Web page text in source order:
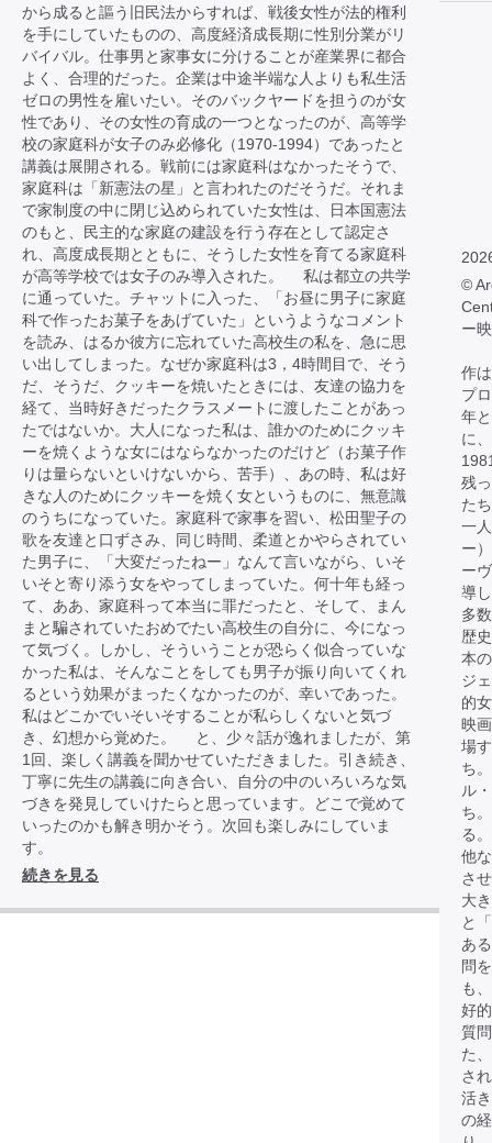
から成ると謳う旧民法からすれば、戦後女性が法的権利
を手にしていたものの、高度経済成長期に性別分業がリ
バイバル。仕事男と家事女に分けることが産業界に都合
よく、合理的だった。企業は中途半端な人よりも私生活
ゼロの男性を雇いたい。そのバックヤードを担うのが女
性であり、その女性の育成の一つとなったのが、高等学
校の家庭科が女子のみ必修化（1970-1994）であったと
講義は展開される。戦前には家庭科はなかったそうで、
家庭科は「新憲法の星」と言われたのだそうだ。それま
で家制度の中に閉じ込められていた女性は、日本国憲法
のもと、民主的な家庭の建設を行う存在として認定さ
れ、高度成長期とともに、そうした女性を育てる家庭科
が高等学校では女子のみ導入された。 私は都立の共学
に通っていた。チャットに入った、「お昼に男子に家庭
科で作ったお菓子をあげていた」というようなコメント
を読み、はるか彼方に忘れていた高校生の私を、急に思
い出してしまった。なぜか家庭科は3，4時間目で、そう
だ、そうだ、クッキーを焼いたときには、友達の協力を
経て、当時好きだったクラスメートに渡したことがあっ
たではないか。大人になった私は、誰かのためにクッキ
ーを焼くような女にはならなかったのだけど（お菓子作
りは量らないといけないから、苦手）、あの時、私は好
きな人のためにクッキーを焼く女というものに、無意識
のうちになっていた。家庭科で家事を習い、松田聖子の
歌を友達と口ずさみ、同じ時間、柔道とかやらされてい
た男子に、「大変だったねー」なんて言いながら、いそ
いそと寄り添う女をやってしまっていた。何十年も経っ
て、ああ、家庭科って本当に罪だったと、そして、まん
まと騙されていたおめでたい高校生の自分に、今になっ
て気づく。しかし、そういうことが恐らく似合っていな
かった私は、そんなことをしても男子が振り向いてくれ
るという効果がまったくなかったのが、幸いであった。
私はどこかでいそいそすることが私らしくないと気づ
き、幻想から覚めた。 と、少々話が逸れましたが、第
1回、楽しく講義を聞かせていただきました。引き続き、
丁寧に先生の講義に向き合い、自分の中のいろいろな気
づきを発見していけたらと思っています。どこで覚めて
いったのかも解き明かそう。次回も楽しみにしていま
す。
続きを見る
©
ー
作
プ
年
に
残
た
一
ー
ー
導
多
歴
本
ジ
的
映
場
ち
ル
ち
る
他
さ
大
と
あ
問
も
好
質
た
さ
活
の